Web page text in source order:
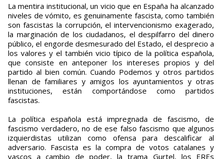
La mentira institucional, un vicio que en España ha alcanzado
niveles de vómito, es genuinamente fascista, como también
son fascistas la corrupción, el intervencionismo exagerado,
la marginación de los ciudadanos, el despilfarro del dinero
público, el engorde desmesurado del Estado, el desprecio a
los valores y el también vicio típico de la política española,
que consiste en anteponer los intereses propios y del
partido al bien común. Cuando Podemos y otros partidos
llenan de familiares y amigos los ayuntamientos y otras
instituciones, están comportándose como partidos
fascistas.
La política española está impregnada de fascismo, de
fascismo verdadero, no de ese falso fascismo que algunos
izquierdistas utilizan como ofensa para descalificar al
adversario. Fascista es la compra de votos catalanes y
vascos a cambio de poder, la trama Gurtel, los EREs